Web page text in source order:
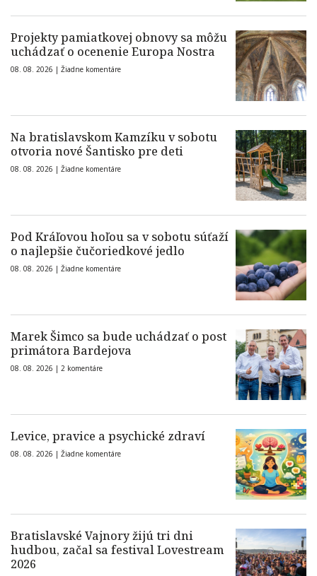
Projekty pamiatkovej obnovy sa môžu
uchádzať o ocenenie Europa Nostra
08. 08. 2026 | Žiadne komentáre
Na bratislavskom Kamzíku v sobotu
otvoria nové Šantisko pre deti
08. 08. 2026 | Žiadne komentáre
Pod Kráľovou hoľou sa v sobotu súťaží
o najlepšie čučoriedkové jedlo
08. 08. 2026 | Žiadne komentáre
Marek Šimco sa bude uchádzať o post
primátora Bardejova
08. 08. 2026 | 2 komentáre
Levice, pravice a psychické zdraví
08. 08. 2026 | Žiadne komentáre
Bratislavské Vajnory žijú tri dni
hudbou, začal sa festival Lovestream
2026